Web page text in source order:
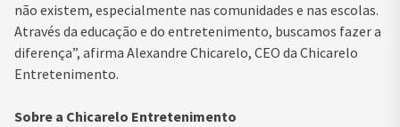
não existem, especialmente nas comunidades e nas escolas.
Através da educação e do entretenimento, buscamos fazer a
diferença”, afirma Alexandre Chicarelo, CEO da Chicarelo
Entretenimento.
Sobre a Chicarelo Entretenimento